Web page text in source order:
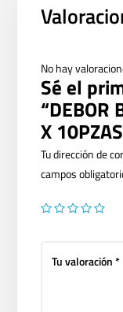
No hay
Sé el
“DEBOR
X
Tu dirección de
campos